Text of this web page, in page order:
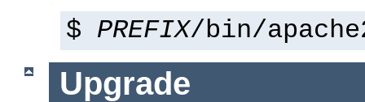
$ PREFIX/bin/
Upgrade